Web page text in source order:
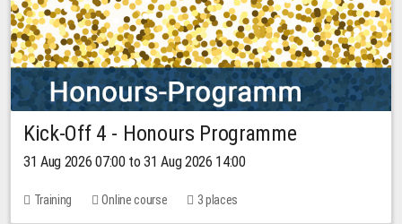
Kick-Off 4 - Honours Programme
31 Aug 2026 07:00 to 31 Aug 2026 14:00
Training Online course 3 places